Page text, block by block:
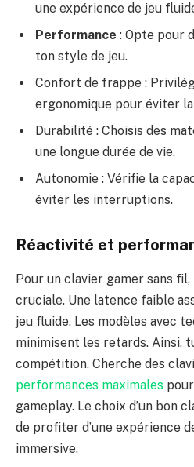
une expérience de jeu
Performance : Opte pour
ton style de jeu.
Confort de frappe :
ergonomique pour éviter
Durabilité : Choisis des
une longue durée de vie.
Autonomie : Vérifie la
éviter les interruptions.
Réactivité et
Pour un clavier gamer sans fil,
cruciale. Une latence faible
jeu fluide. Les modèles avec
minimisent les retards. Ainsi,
compétition. Cherche des
performances maximales
gameplay. Le choix d’un bon
de profiter d’une expérience
immersive.